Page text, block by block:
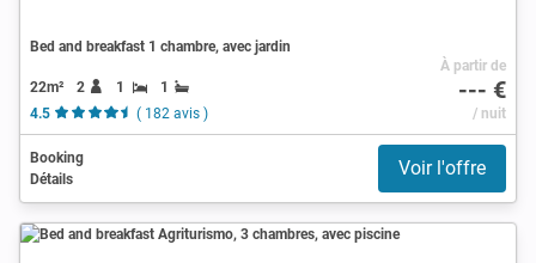
Bed and breakfast 1 chambre, avec jardin
22m² 2 1
1
4.5
( 182 avis )
À partir de
--- €
/ nuit
Booking
Détails
Voir l'offre